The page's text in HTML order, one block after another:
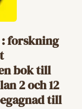
forskning
bok till
2 och 12
till